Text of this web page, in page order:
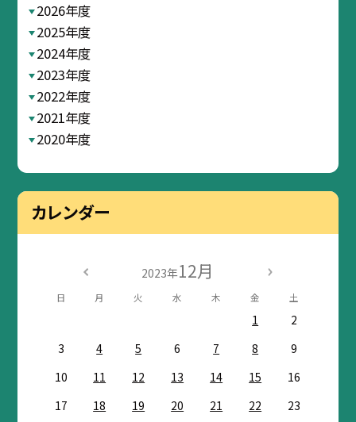
2026年度
2025年度
2024年度
2023年度
2022年度
2021年度
2020年度
カレンダー
2023年12月
日 月 火 水 木 金 土
1
2
3
4 5 6 7 8
9
10
11 12 13 14 15
16
17
18 19 20 21 22
23